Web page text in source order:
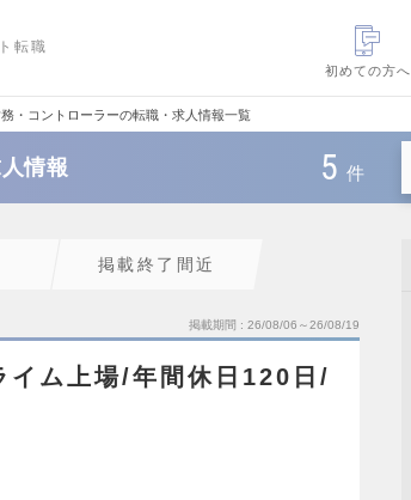
転職
初めての方へ
・コントローラーの転職・求人情報一覧
情報 5 件
掲載終了間近
掲載期間 26/08/06～26/08/19
イム上場/年間休日120日/